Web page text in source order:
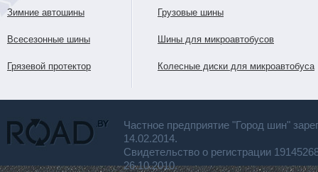
Зимние автошины
Всесезонные шины
Грязевой протектор
Грузовые шины
Шины для микроавтобусов
Колесные диски для микроавтобуса
Частное предприятие "Город шин"
14.02.2014.
Свидетельство о регистрации
26.10.2010.